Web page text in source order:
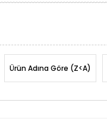
Ürün Adına Göre (Z<A)